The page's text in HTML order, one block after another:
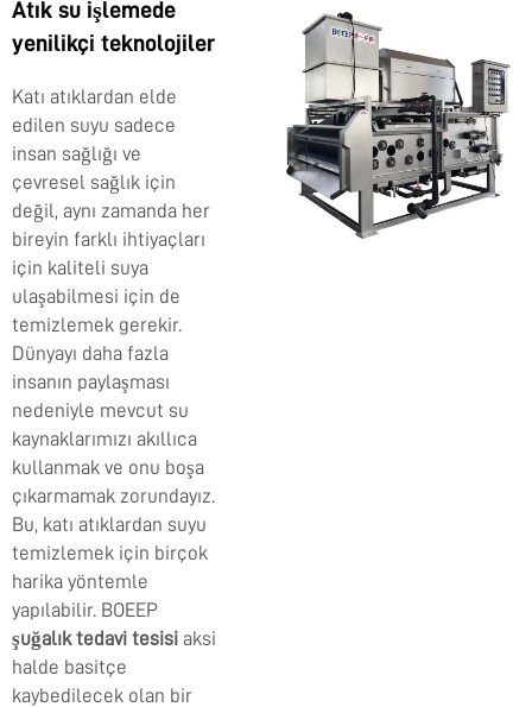
Atık su işlemede
yenilikçi teknolojiler
Katı atıklardan elde
edilen suyu sadece
insan sağlığı ve
çevresel sağlık için
değil, aynı zamanda her
bireyin farklı ihtiyaçları
için kaliteli suya
ulaşabilmesi için de
temizlemek gerekir.
Dünyayı daha fazla
insanın paylaşması
nedeniyle mevcut su
kaynaklarımızı akıllıca
kullanmak ve onu boşa
çıkarmamak zorundayız.
Bu, katı atıklardan suyu
temizlemek için birçok
harika yöntemle
yapılabilir. BOEEP
şuğalık tedavi tesisi aksi
halde basitçe
kaybedilecek olan bir